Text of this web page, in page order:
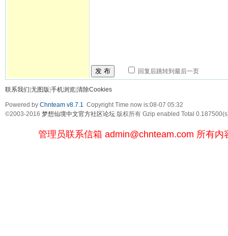
发 布 回复后跳转到最后一页
联系我们 无图版 手机浏览 清除Cookies
Powered by Chnteam v8.7.1 Copyright Time now is:08-07 05:32
©2003-2016 梦想仙境中文官方社区论坛 版权所有 Gzip enabled Total
管理员联系信箱 admin@chnteam.com 所有内